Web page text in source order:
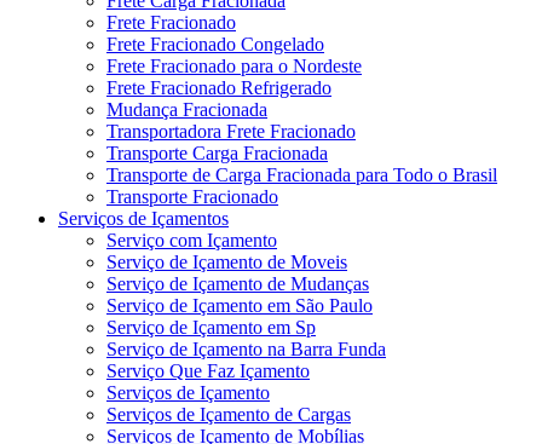
Frete Fracionado
Frete Fracionado Congelado
Frete Fracionado para o Nordeste
Frete Fracionado Refrigerado
Mudança Fracionada
Transportadora Frete Fracionado
Transporte Carga Fracionada
Transporte de Carga Fracionada para Todo o Brasil
Transporte Fracionado
Serviços de Içamentos
Serviço com Içamento
Serviço de Içamento de Moveis
Serviço de Içamento de Mudanças
Serviço de Içamento em São Paulo
Serviço de Içamento em Sp
Serviço de Içamento na Barra Funda
Serviço Que Faz Içamento
Serviços de Içamento
Serviços de Içamento de Cargas
Serviços de Içamento de Mobílias